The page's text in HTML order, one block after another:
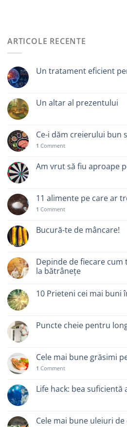
ARTICOLE RECENTE
Un tratament eficient
Un altar al prezentului
Ce-i dăm creierului bun
1 Comment
Am vrut să fiu aproape
11 alimente pe care ar
1 Comment
Bucură-te de mâncare!
Depinde de fiecare
la bătrânețe
10 Prieteni cei mai buni
Puncte cheie pentru
Cele mai bune grăsimi
1 Comment
Life hack: bea
Cele mai bune uleiuri